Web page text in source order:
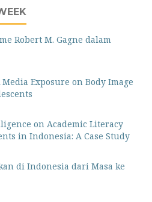
Robert M. Gagne dalam
Exposure on Body Image
on Academic Literacy
in Indonesia: A Case Study
di Indonesia dari Masa ke